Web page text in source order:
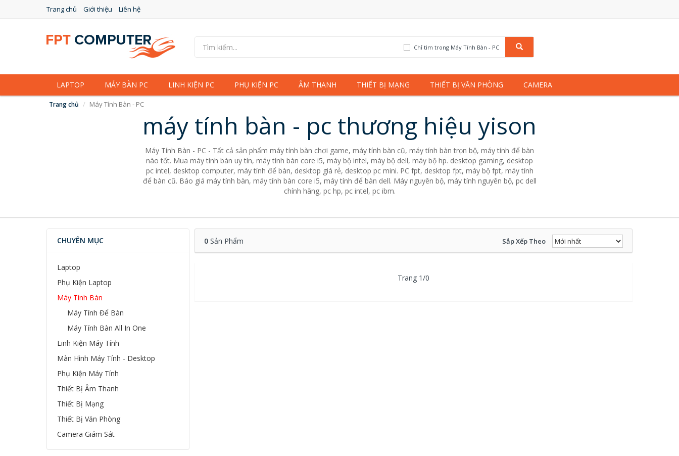
Trang chủ Giới thiệu Liên hệ
Chỉ tìm trong Máy Tính Bàn - PC
LAPTOP MÁY BÀN PC LINH KIỆN PC PHỤ KIỆN PC ÂM THANH THIẾT BỊ MẠNG THIẾT BỊ VĂN PHÒNG CAMERA
Trang chủ Máy Tính Bàn - PC
máy tính bàn - pc thương hiệu yison
Máy Tính Bàn - PC - Tất cả sản phẩm máy tính bàn chơi game, máy tính bàn cũ, máy tính bàn trọn bộ, máy tính để bàn
nào tốt. Mua máy tính bàn uy tín, máy tính bàn core i5, máy bộ intel, máy bộ dell, máy bộ hp. desktop gaming, desktop
pc intel, desktop computer, máy tính để bàn, desktop giá rẻ, desktop pc mini. PC fpt, desktop fpt, máy bộ fpt, máy tính
để bàn cũ. Báo giá máy tính bàn, máy tính bàn core i5, máy tính để bàn dell. Máy nguyên bộ, máy tính nguyên bộ, pc dell
chính hãng, pc hp, pc intel, pc ibm.
CHUYÊN MỤC
Laptop
Phụ Kiện Laptop
Máy Tính Bàn
Máy Tính Để Bàn
Máy Tính Bàn All In One
Linh Kiện Máy Tính
Màn Hình Máy Tính - Desktop
Phụ Kiện Máy Tính
Thiết Bị Âm Thanh
Thiết Bị Mạng
Thiết Bị Văn Phòng
Camera Giám Sát
0Sản Phẩm Sắp Xếp Theo
Trang 1/0